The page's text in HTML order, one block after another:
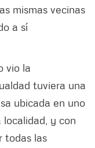
mismas vecinas
a sí
vio la
tuviera una
ubicada en uno
localidad, y con
todas las